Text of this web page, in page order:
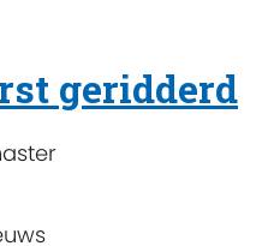
geridderd